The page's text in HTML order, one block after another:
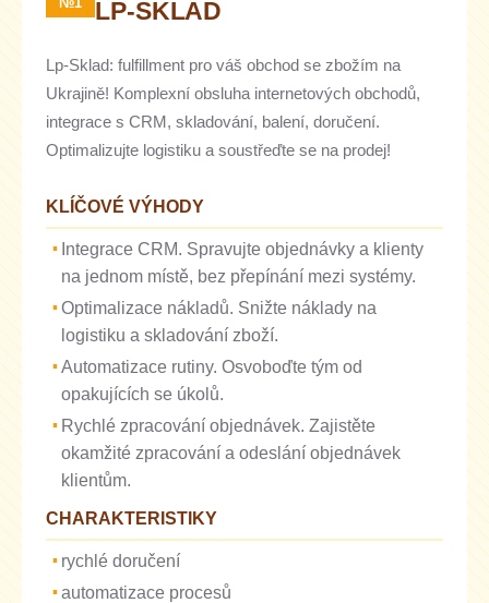
LP-SKLAD
Lp-Sklad: fulfillment pro váš obchod se zbožím na
Ukrajině! Komplexní obsluha internetových obchodů,
integrace s CRM, skladování, balení, doručení.
Optimalizujte logistiku a soustřeďte se na prodej!
KLÍČOVÉ VÝHODY
Integrace CRM. Spravujte objednávky a klienty
na jednom místě, bez přepínání mezi systémy.
Optimalizace nákladů. Snižte náklady na
logistiku a skladování zboží.
Automatizace rutiny. Osvoboďte tým od
opakujících se úkolů.
Rychlé zpracování objednávek. Zajistěte
okamžité zpracování a odeslání objednávek
klientům.
CHARAKTERISTIKY
rychlé doručení
automatizace procesů